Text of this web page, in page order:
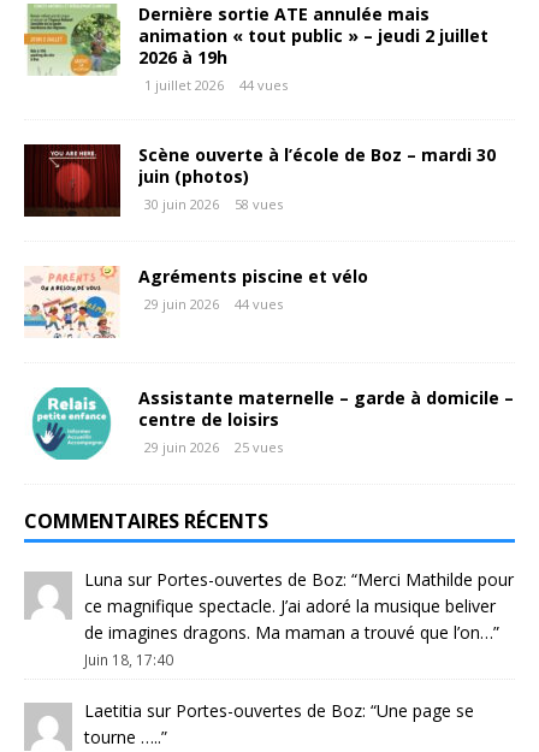
Dernière sortie ATE annulée mais
animation « tout public » – jeudi 2 juillet
2026 à 19h
1 juillet 2026 44 vues
Scène ouverte à l’école de Boz – mardi 30
juin (photos)
30 juin 2026 58 vues
Agréments piscine et vélo
29 juin 2026 44 vues
Assistante maternelle – garde à domicile –
centre de loisirs
29 juin 2026 25 vues
COMMENTAIRES RÉCENTS
Luna sur Portes-ouvertes de Boz: “Merci Mathilde pour
ce magnifique spectacle. J’ai adoré la musique beliver
de imagines dragons. Ma maman a trouvé que l’on…”
Juin 18, 17:40
Laetitia sur Portes-ouvertes de Boz: “Une page se
tourne …..”